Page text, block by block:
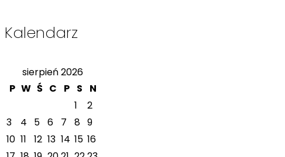
Kalendarz
sierpień 2026
P W Ś C P S
N
1
2
3
4 5 6 7 8 9
10 11 12 13 14 15 16